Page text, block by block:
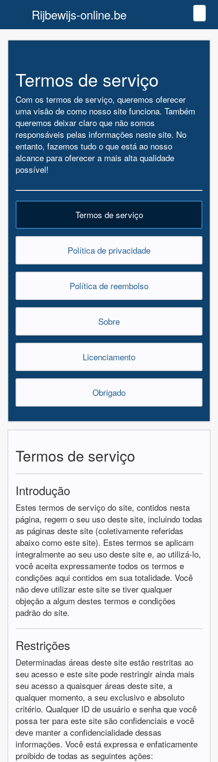
Rijbewijs-online.be
Termos de serviço
Com os termos de serviço, queremos oferecer
uma visão de como nosso site funciona. Também
queremos deixar claro que não somos
responsáveis pelas informações neste site. No
entanto, fazemos tudo o que está ao nosso
alcance para oferecer a mais alta qualidade
possível!
Termos de serviço
Política de privacidade
Política de reembolso
Sobre
Licenciamento
Obrigado
Termos de serviço
Introdução
Estes termos de serviço do site, contidos nesta
página, regem o seu uso deste site, incluindo todas
as páginas deste site (coletivamente referidas
abaixo como este site). Estes termos se aplicam
integralmente ao seu uso deste site e, ao utilizá-lo,
você aceita expressamente todos os termos e
condições aqui contidos em sua totalidade. Você
não deve utilizar este site se tiver qualquer
objeção a algum destes termos e condições
padrão do site.
Restrições
Determinadas áreas deste site estão restritas ao
seu acesso e este site pode restringir ainda mais
seu acesso a quaisquer áreas deste site, a
qualquer momento, a seu exclusivo e absoluto
critério. Qualquer ID de usuário e senha que você
possa ter para este site são confidenciais e você
deve manter a confidencialidade dessas
informações. Você está expressa e enfaticamente
proibido de todas as seguintes ações: